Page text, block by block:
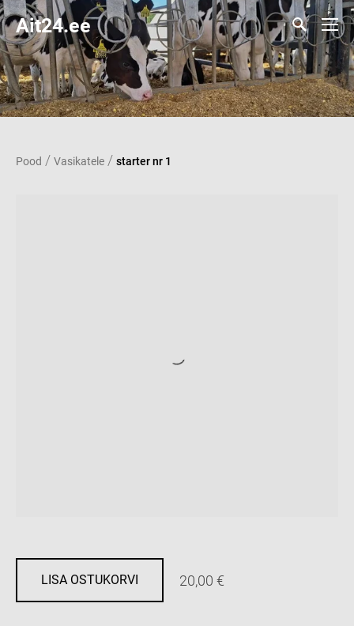
Ait24.ee
Pood / Vasikatele / starter nr 1
LISA OSTUKORVI 20,00 €